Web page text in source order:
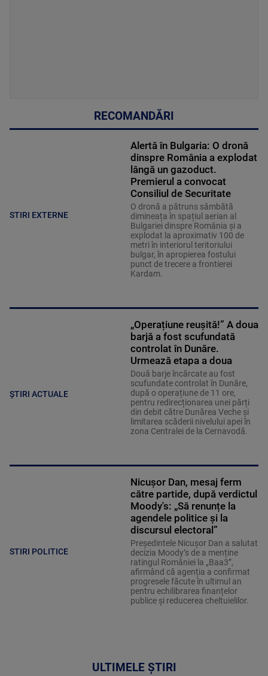
RECOMANDĂRI
STIRI EXTERNE
Alertă în Bulgaria: O dronă
dinspre România a explodat
lângă un gazoduct.
Premierul a convocat
Consiliul de Securitate
O dronă a pătruns sâmbătă
dimineața în spațiul aerian al
Bulgariei dinspre România și a
explodat la aproximativ 100 de
metri în interiorul teritoriului
bulgar, în apropierea fostului
punct de trecere a frontierei
Kardam.
ȘTIRI ACTUALE
„Operațiune reușită!” A doua
barjă a fost scufundată
controlat în Dunăre.
Urmează etapa a doua
Două barje încărcate au fost
scufundate controlat în Dunăre,
după o operațiune de 11 ore,
pentru redirecționarea unei părți
din debit către Dunărea Veche și
limitarea scăderii nivelului apei în
zona Centralei de la Cernavodă.
STIRI POLITICE
Nicușor Dan, mesaj ferm
către partide, după verdictul
Moody's: „Să renunțe la
agendele politice şi la
discursul electoral”
Președintele Nicușor Dan a salutat
decizia Moody’s de a menține
ratingul României la „Baa3”,
afirmând că agenția a confirmat
progresele făcute în ultimul an
pentru echilibrarea finanțelor
publice și reducerea cheltuielilor.
ULTIMELE ȘTIRI